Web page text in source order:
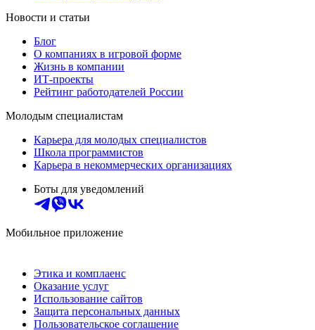
Новости и статьи
Блог
О компаниях в игровой форме
Жизнь в компании
ИТ-проекты
Рейтинг работодателей России
Молодым специалистам
Карьера для молодых специалистов
Школа программистов
Карьера в некоммерческих организациях
Боты для уведомлений
Мобильное приложение
Этика и комплаенс
Оказание услуг
Использование сайтов
Защита персональных данных
Пользовательское соглашение